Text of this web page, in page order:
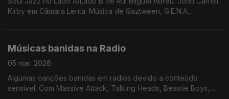
Kirby em Câmara Lenta. Música de Gaztween, G.E.N.A.,
Músicas banidas na Radio
05 mar. 2026
Algumas canções banidas em radios devido a conteúdo
sensível. Com Massive Attack, Talking Heads, Beastie Boys,